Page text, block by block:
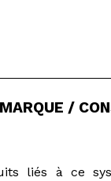
/
liés à ce